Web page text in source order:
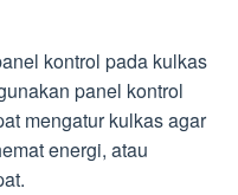
kontrol pada kulkas
panel kontrol
mengatur kulkas agar
energi, atau